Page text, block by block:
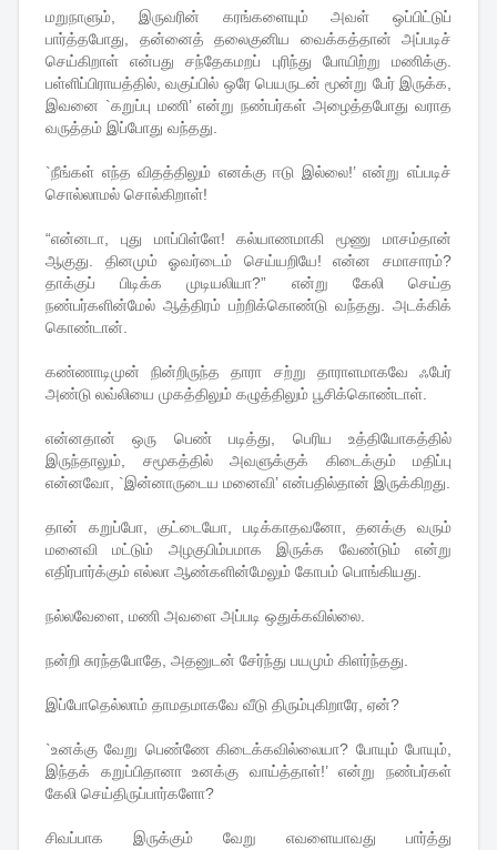
மறுநாளும், இருவரின் கரங்களையும் அவள் ஒப்பிட்டுப்
பார்த்தபோது, தன்னைத் தலைகுனிய வைக்கத்தான் அப்படிச்
செய்கிறாள் என்பது சந்தேகமறப் புரிந்து போயிற்று மணிக்கு.
பள்ளிப்பிராயத்தில், வகுப்பில் ஒரே பெயருடன் மூன்று பேர் இருக்க,
இவனை `கறுப்பு மணி’ என்று நண்பர்கள் அழைத்தபோது வராத
வருத்தம் இப்போது வந்தது.
`நீங்கள் எந்த விதத்திலும் எனக்கு ஈடு இல்லை!’ என்று எப்படிச்
சொல்லாமல் சொல்கிறாள்!
“என்னடா, புது மாப்பிள்ளே! கல்யாணமாகி மூணு மாசம்தான்
ஆகுது. தினமும் ஓவர்டைம் செய்யறியே! என்ன சமாசாரம்?
தாக்குப் பிடிக்க முடியலியா?” என்று கேலி செய்த
நண்பர்களின்மேல் ஆத்திரம் பற்றிக்கொண்டு வந்தது. அடக்கிக்
கொண்டான்.
கண்ணாடிமுன் நின்றிருந்த தாரா சற்று தாராளமாகவே ஃபேர்
அண்டு லவ்லியை முகத்திலும் கழுத்திலும் பூசிக்கொண்டாள்.
என்னதான் ஒரு பெண் படித்து, பெரிய உத்தியோகத்தில்
இருந்தாலும், சமூகத்தில் அவளுக்குக் கிடைக்கும் மதிப்பு
என்னவோ, `இன்னாருடைய மனைவி’ என்பதில்தான் இருக்கிறது.
தான் கறுப்போ, குட்டையோ, படிக்காதவனோ, தனக்கு வரும்
மனைவி மட்டும் அழகுபிம்பமாக இருக்க வேண்டும் என்று
எதிர்பார்க்கும் எல்லா ஆண்களின்மேலும் கோபம் பொங்கியது.
நல்லவேளை, மணி அவளை அப்படி ஒதுக்கவில்லை.
நன்றி சுரந்தபோதே, அதனுடன் சேர்ந்து பயமும் கிளர்ந்தது.
இப்போதெல்லாம் தாமதமாகவே வீடு திரும்புகிறாரே, ஏன்?
`உனக்கு வேறு பெண்ணே கிடைக்கவில்லையா? போயும் போயும்,
இந்தக் கறுப்பிதானா உனக்கு வாய்த்தாள்!’ என்று நண்பர்கள்
கேலி செய்திருப்பார்களோ?
சிவப்பாக இருக்கும் வேறு எவளையாவது பார்த்து